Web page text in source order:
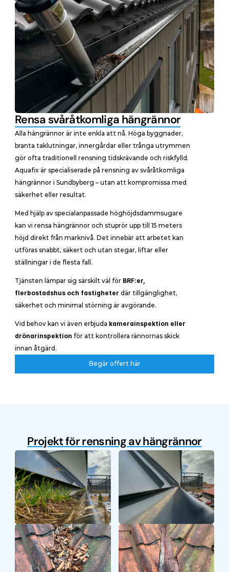
Rensa svåråtkomliga hängrännor
Alla hängrännor är inte enkla att nå. Höga byggnader,
branta taklutningar, innergårdar eller trånga utrymmen
gör ofta traditionell rensning tidskrävande och riskfylld.
Aquafix är specialiserade på rensning av svåråtkomliga
hängrännor i Sundbyberg – utan att kompromissa med
säkerhet eller resultat.
Med hjälp av specialanpassade hög­höjdsdammsugare
kan vi rensa hängrännor och stuprör upp till 15 meters
höjd direkt från marknivå. Det innebär att arbetet kan
utföras snabbt, säkert och utan stegar, liftar eller
ställningar i de flesta fall.
Tjänsten lämpar sig särskilt väl för BRF:er,
flerbostadshus och fastigheter där tillgänglighet,
säkerhet och minimal störning är avgörande.
Vid behov kan vi även erbjuda kamerainspektion eller
drönarinspektion för att kontrollera rännornas skick
innan åtgärd.
Begär offert här
Projekt för rensning av hängrännor
Före
Efter
Efter